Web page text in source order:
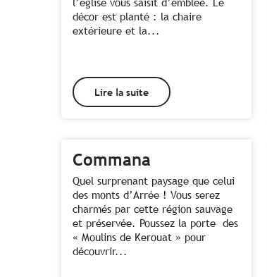
l’église vous saisit d’emblée. Le
décor est planté : la chaire
extérieure et la...
Lire la suite
Commana
Quel surprenant paysage que celui
des monts d’Arrée ! Vous serez
charmés par cette région sauvage
et préservée. Poussez la porte des
« Moulins de Kerouat » pour
découvrir...